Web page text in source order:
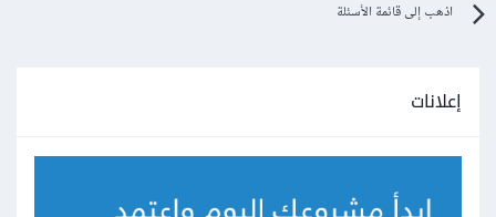
اذهب إلى قائمة الأسئلة
إعلانات